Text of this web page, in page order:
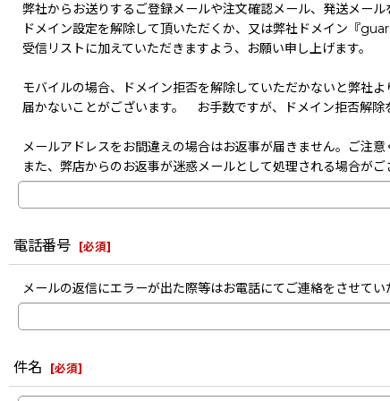
弊社からお送りするご登録メールや注文確認メール、発送メール
ドメイン設定を解除して頂いただくか、又は弊社ドメイン『
受信リストに加えていただきますよう、お願い申し上げます。
モバイルの場合、ドメイン拒否を解除していただかないと弊社
届かないことがございます。 お手数ですが、ドメイン拒否解除
メールアドレスをお間違えの場合はお返事が届きません。ご注意
また、弊店からのお返事が迷惑メールとして処理される場合が
電話番号 [必須]
メールの返信にエラーが出た際等はお電話にてご連絡をさせてい
件名 [必須]